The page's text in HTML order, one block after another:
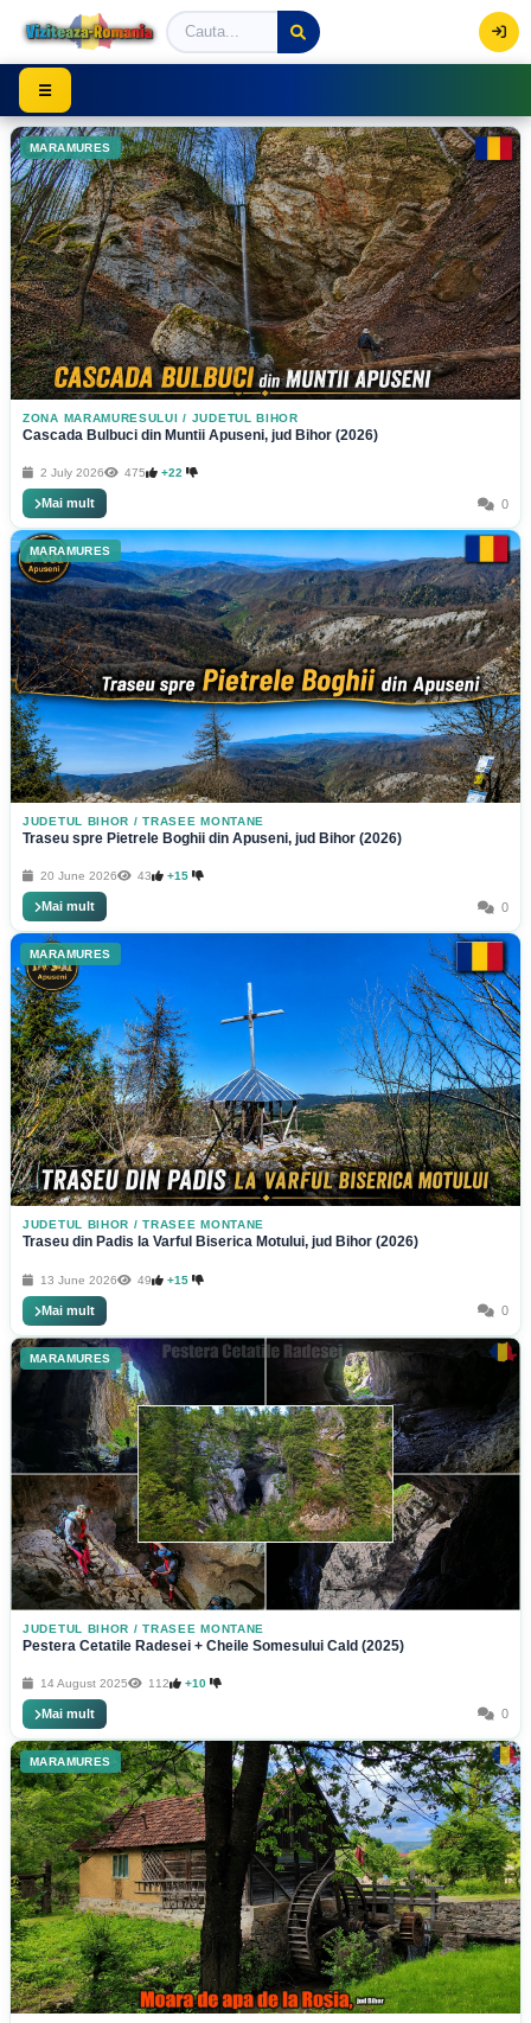
Viziteaza Romania | Obiective Turistice | Trasee
☰
MARAMURES
ZONA MARAMURESULUI / JUDETUL BIHOR
Cascada Bulbuci din Muntii Apuseni, jud Bihor (2026)
2 July 2026 475 +22
Mai mult 0
MARAMURES
JUDETUL BIHOR /TRASEE MONTANE
Traseu spre Pietrele Boghii din Apuseni, jud Bihor (2026)
20 June 2026 43 +15
Mai mult 0
MARAMURES
JUDETUL BIHOR /TRASEE MONTANE
Traseu din Padis la Varful Biserica Motului, jud Bihor (2026)
13 June 2026 49 +15
Mai mult 0
MARAMURES
JUDETUL BIHOR /TRASEE MONTANE
Pestera Cetatile Radesei + Cheile Somesului Cald (2025)
14 August 2025 112 +10
Mai mult 0
MARAMURES